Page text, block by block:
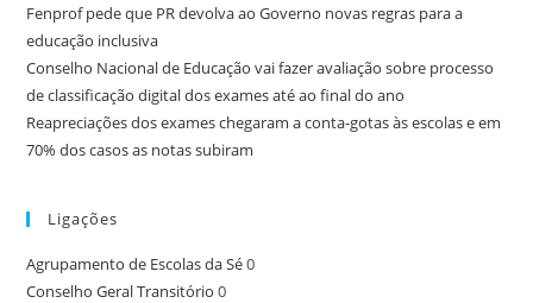
Fenprof pede que PR devolva ao Governo novas regras para a
educação inclusiva
Conselho Nacional de Educação vai fazer avaliação sobre processo
de classificação digital dos exames até ao final do ano
Reapreciações dos exames chegaram a conta-gotas às escolas e em
70% dos casos as notas subiram
Ligações
Agrupamento de Escolas da Sé0
Conselho Geral Transitório 0